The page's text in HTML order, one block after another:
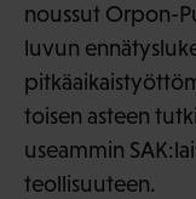
noussut Orpon-
luvun
toisen asteen
useammin
teollisuuteen.